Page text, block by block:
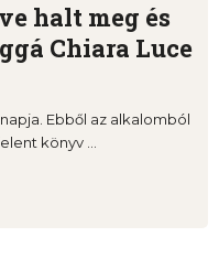
halt meg és
Chiara Luce
Ebből az alkalomból
könyv ...